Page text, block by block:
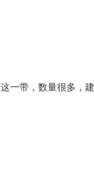
一带，数量很多，